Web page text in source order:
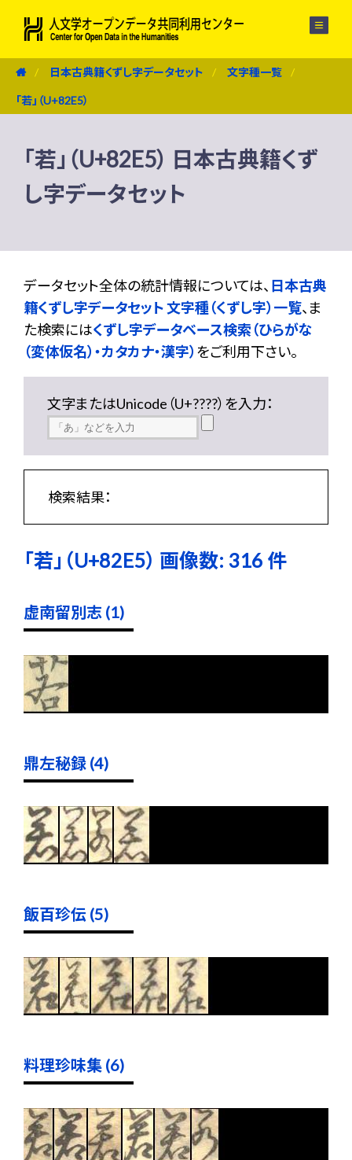
日本古典籍くずし字データセット 文字種一覧
「若」（U+82E5）
「若」（U+82E5） 日本古典籍くず
し字データセット
データセット全体の統計情報については、 日本古典
籍くずし字データセット 文字種（くずし字）一覧、ま
た検索にはくずし字データベース検索（ひらがな
（変体仮名）・カタカナ・漢字） をご利用下さい。
文字またはUnicode（U+????）を入力：
検索結果：
「若」（U+82E5） 画像数: 316 件
虚南留別志 (1)
鼎左秘録 (4)
飯百珍伝 (5)
料理珍味集 (6)